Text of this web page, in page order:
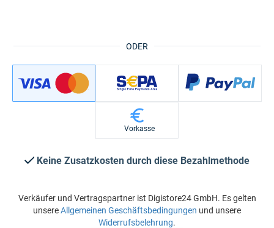
ODER
Vorkasse
Keine Zusatzkosten durch diese Bezahlmethode
Verkäufer und Vertragspartner ist Digistore24 GmbH. Es gelten
unsereAllgemeinen Geschäftsbedingungen und unsere
Widerrufsbelehrung.